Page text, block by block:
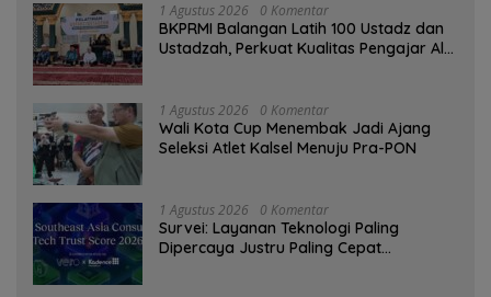
1 Agustus 2026 0 Komentar
BKPRMI Balangan Latih 100 Ustadz dan
Ustadzah, Perkuat Kualitas Pengajar Al-
1 Agustus 2026 0 Komentar
Wali Kota Cup Menembak Jadi Ajang
Seleksi Atlet Kalsel Menuju Pra-PON
1 Agustus 2026 0 Komentar
Survei: Layanan Teknologi Paling
Dipercaya Justru Paling Cepat